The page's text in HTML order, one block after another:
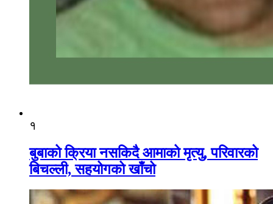
१
बुबाको क्रिया नसकिदै आमाको मृत्यु, परिवारको
बिचल्ली, सहयोगको खाँचो